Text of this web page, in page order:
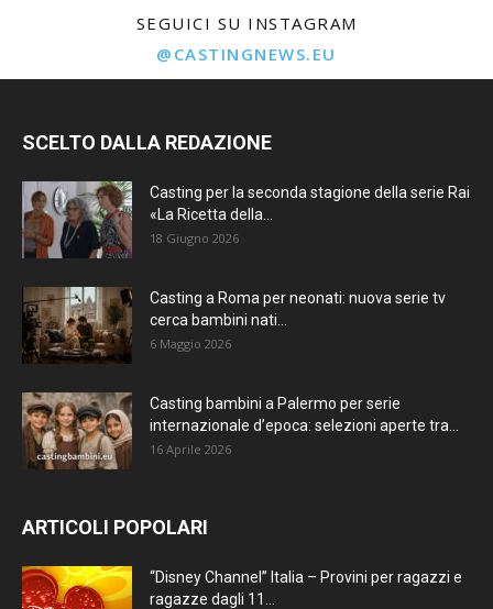
SEGUICI SU INSTAGRAM
@CASTINGNEWS.EU
SCELTO DALLA REDAZIONE
Casting per la seconda stagione della serie Rai
«La Ricetta della...
18 Giugno 2026
Casting a Roma per neonati: nuova serie tv
cerca bambini nati...
6 Maggio 2026
Casting bambini a Palermo per serie
internazionale d’epoca: selezioni aperte tra...
16 Aprile 2026
ARTICOLI POPOLARI
“Disney Channel” Italia – Provini per ragazzi e
ragazze dagli 11...